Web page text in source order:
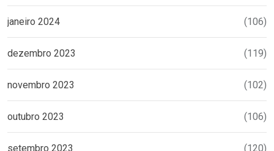
janeiro 2024 (106)
dezembro 2023 (119)
novembro 2023 (102)
outubro 2023 (106)
setembro 2023 (120)